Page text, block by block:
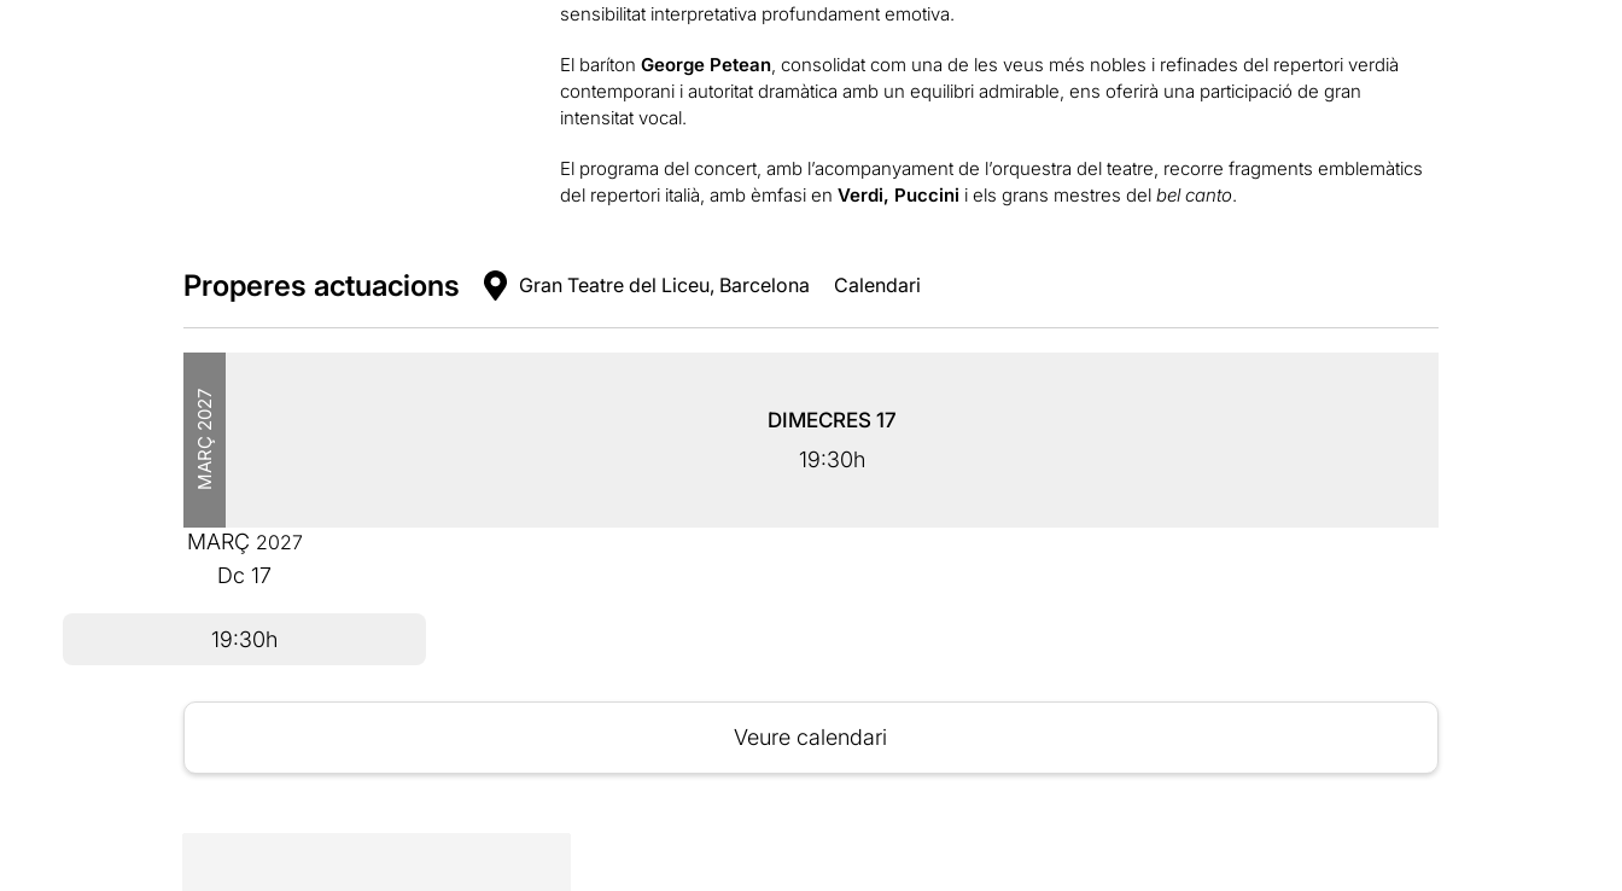
sensibilitat interpretativa profundament emotiva.
El baríton George Petean, consolidat com una de les veus més nobles i refinades del repertori verdià
contemporani i autoritat dramàtica amb un equilibri admirable, ens oferirà una participació de gran
intensitat vocal.
El programa del concert, amb l’acompanyament de l’orquestra del teatre, recorre fragments emblemàtics
del repertori italià, amb èmfasi en Verdi, Puccini i els grans mestres del bel canto.
Properes actuacions Gran Teatre del Liceu, Barcelona Calendari
MARÇ
2027 DIMECRES 17
19:30h
MARÇ 2027
Dc17
19:30h
Veure calendari